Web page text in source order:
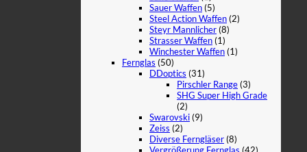
Sauer Waffen(5)
Steel Action Waffen(2)
Steyr Mannlicher(8)
Strasser Waffen(1)
Winchester Waffen(1)
Fernglas (50)
DDoptics (31)
Pirschler Range(3)
SHG Super High Grade
(2)
Swarovski(9)
Zeiss (2)
Diverse Ferngläser(8)